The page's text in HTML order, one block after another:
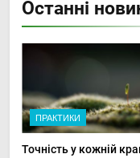
Останні
ПРАКТИКИ
Точність у кожній